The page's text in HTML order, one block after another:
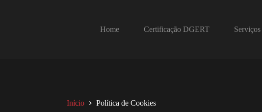
Home Certificação DGERT Serviços
Início Política de Cookies